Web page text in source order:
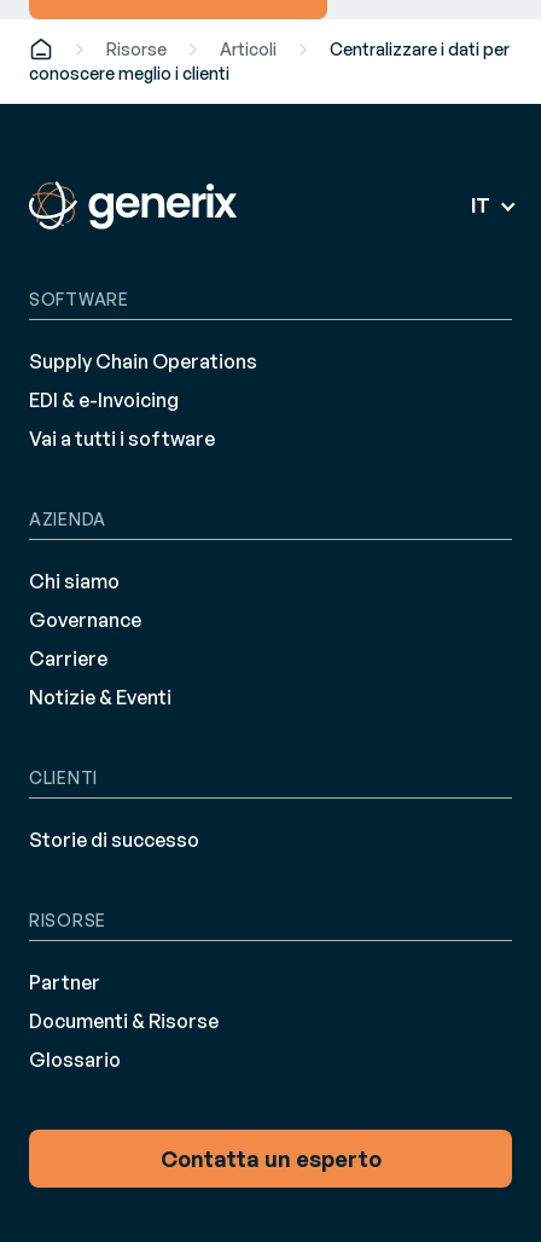
Risorse Articoli
Centralizzare i dati per
conoscere meglio i clienti
IT
SOFTWARE
Supply Chain Operations
EDI & e-Invoicing
Vai a tutti i software
AZIENDA
Chi siamo
Governance
Carriere
Notizie & Eventi
CLIENTI
Storie di successo
RISORSE
Partner
Documenti & Risorse
Glossario
Contatta un esperto